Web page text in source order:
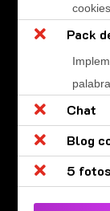
cookies
 Pack

Chat

Blog

5